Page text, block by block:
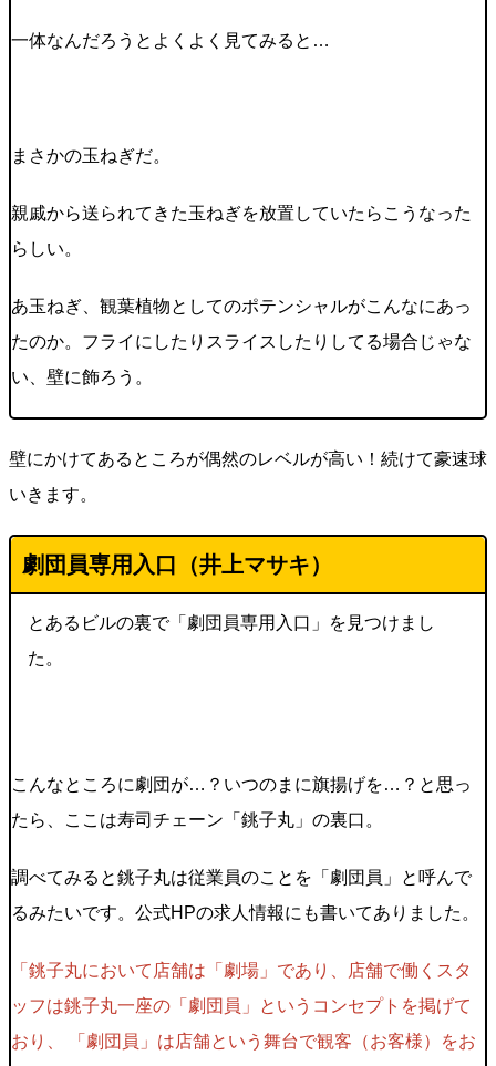
一体なんだろうとよくよく見てみると…
まさかの玉ねぎだ。
親戚から送られてきた玉ねぎを放置していたらこうなった
らしい。
あ玉ねぎ、観葉植物としてのポテンシャルがこんなにあっ
たのか。フライにしたりスライスしたりしてる場合じゃな
い、壁に飾ろう。
壁にかけてあるところが偶然のレベルが高い！続けて豪速球
いきます。
劇団員専用入口（井上マサキ）
とあるビルの裏で「劇団員専用入口」を見つけまし
た。
こんなところに劇団が…？いつのまに旗揚げを…？と思っ
たら、ここは寿司チェーン「銚子丸」の裏口。
調べてみると銚子丸は従業員のことを「劇団員」と呼んで
るみたいです。公式HPの求人情報にも書いてありました。
「銚子丸において店舗は「劇場」であり、店舗で働くスタ
ッフは銚子丸一座の「劇団員」というコンセプトを掲げて
おり、 「劇団員」は店舗という舞台で観客（お客様）をお